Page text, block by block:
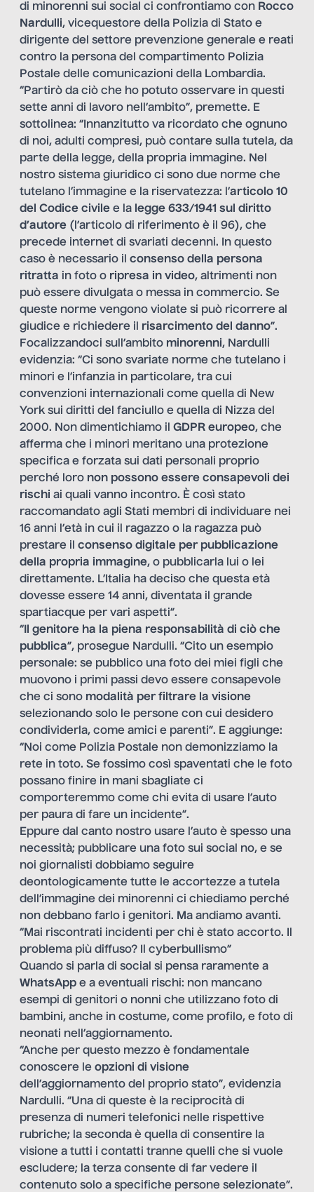
di minorenni sui social ci confrontiamo con Rocco
Nardulli, vicequestore della Polizia di Stato e
dirigente del settore prevenzione generale e reati
contro la persona del compartimento Polizia
Postale delle comunicazioni della Lombardia.
“Partirò da ciò che ho potuto osservare in questi
sette anni di lavoro nell’ambito”, premette. E
sottolinea: “Innanzitutto va ricordato che ognuno
di noi, adulti compresi, può contare sulla tutela, da
parte della legge, della propria immagine. Nel
nostro sistema giuridico ci sono due norme che
tutelano l’immagine e la riservatezza: l’articolo 10
del Codice civile e la legge 633/1941 sul diritto
d’autore (l’articolo di riferimento è il 96), che
precede internet di svariati decenni. In questo
caso è necessario il consenso della persona
ritratta in foto o ripresa in video, altrimenti non
può essere divulgata o messa in commercio. Se
queste norme vengono violate si può ricorrere al
giudice e richiedere il risarcimento del danno”.
Focalizzandoci sull’ambito minorenni, Nardulli
evidenzia: “Ci sono svariate norme che tutelano i
minori e l’infanzia in particolare, tra cui
convenzioni internazionali come quella di New
York sui diritti del fanciullo e quella di Nizza del
2000. Non dimentichiamo il GDPR europeo, che
afferma che i minori meritano una protezione
specifica e forzata sui dati personali proprio
perché loro non possono essere consapevoli dei
rischi ai quali vanno incontro. È così stato
raccomandato agli Stati membri di individuare nei
16 anni l’età in cui il ragazzo o la ragazza può
prestare il consenso digitale per pubblicazione
della propria immagine, o pubblicarla lui o lei
direttamente. L’Italia ha deciso che questa età
dovesse essere 14 anni, diventata il grande
spartiacque per vari aspetti”.
“Il genitore ha la piena responsabilità di ciò che
pubblica”, prosegue Nardulli. “Cito un esempio
personale: se pubblico una foto dei miei figli che
muovono i primi passi devo essere consapevole
che ci sono modalità per filtrare la visione
selezionando solo le persone con cui desidero
condividerla, come amici e parenti”. E aggiunge:
“Noi come Polizia Postale non demonizziamo la
rete in toto. Se fossimo così spaventati che le foto
possano finire in mani sbagliate ci
comporteremmo come chi evita di usare l’auto
per paura di fare un incidente”.
Eppure dal canto nostro usare l’auto è spesso una
necessità; pubblicare una foto sui social no, e se
noi giornalisti dobbiamo seguire
deontologicamente tutte le accortezze a tutela
dell’immagine dei minorenni ci chiediamo perché
non debbano farlo i genitori. Ma andiamo avanti.
“Mai riscontrati incidenti per chi è stato accorto. Il
problema più diffuso? Il cyberbullismo”
Quando si parla di social si pensa raramente a
WhatsApp e a eventuali rischi: non mancano
esempi di genitori o nonni che utilizzano foto di
bambini, anche in costume, come profilo, e foto di
neonati nell’aggiornamento.
“Anche per questo mezzo è fondamentale
conoscere le opzioni di visione
dell’aggiornamento del proprio stato”, evidenzia
Nardulli. “Una di queste è la reciprocità di
presenza di numeri telefonici nelle rispettive
rubriche; la seconda è quella di consentire la
visione a tutti i contatti tranne quelli che si vuole
escludere; la terza consente di far vedere il
contenuto solo a specifiche persone selezionate”.